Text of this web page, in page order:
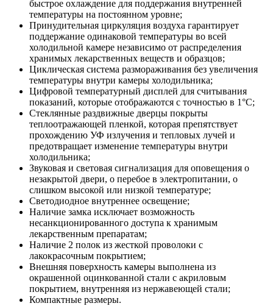
быстрое охлаждение для поддержания внутренней
температуры на постоянном уровне;
Принудительная циркуляция воздуха гарантирует
поддержание одинаковой температуры во всей
холодильной камере независимо от распределения
хранимых лекарственных веществ и образцов;
Циклическая система размораживания без увеличения
температуры внутри камеры холодильника;
Цифровой температурный дисплей для считывания
показаний, которые отображаются с точностью в 1°С;
Стеклянные раздвижные дверцы покрыты
теплоотражающей пленкой, которая препятствует
прохождению УФ излучения и тепловых лучей и
предотвращает изменение температуры внутри
холодильника;
Звуковая и световая сигнализация для оповещения о
незакрытой двери, о перебое в электропитании, о
слишком высокой или низкой температуре;
Светодиодное внутреннее освещение;
Наличие замка исключает возможность
несанкционированного доступа к хранимым
лекарственным препаратам;
Наличие 2 полок из жесткой проволоки с
лакокрасочным покрытием;
Внешняя поверхность камеры выполнена из
окрашенной оцинкованной стали с акриловым
покрытием, внутренняя из нержавеющей стали;
Компактные размеры.